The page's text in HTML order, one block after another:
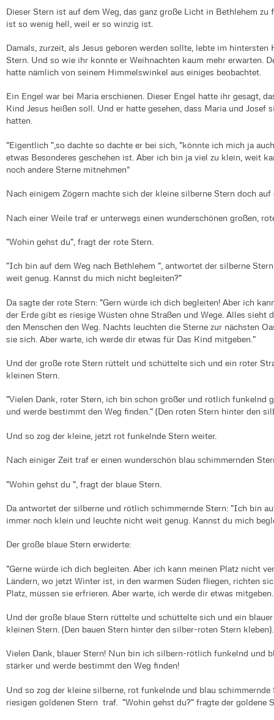
Dieser Stern ist auf dem Weg, das ganz große Licht in Bethlehem
ist so wenig hell, weil er so winzig ist.
Damals, zurzeit, als Jesus geboren werden sollte, lebte im
Stern. Und so wie ihr konnte er Weihnachten kaum mehr erwarten.
hatte nämlich von seinem Himmelswinkel aus einiges beobachtet.
Ein Engel war bei Maria erschienen. Dieser Engel hatte ihr gesagt,
Kind Jesus heißen soll. Und er hatte gesehen, dass Maria und Josef
hatten.
"Eigentlich ",so dachte so dachte er bei sich, "könnte ich mich ja
etwas Besonderes geschehen ist. Aber ich bin ja viel zu klein, weit
noch andere Sterne mitnehmen“
Nach einigem Zögern machte sich der kleine silberne Stern doch
Nach einer Weile traf er unterwegs einen wunderschönen großen,
"Wohin gehst du", fragt der rote Stern.
"Ich bin auf dem Weg nach Bethlehem ", antwortet der silberne
weit genug. Kannst du mich nicht begleiten?"
Da sagte der rote Stern: "Gern würde ich dich begleiten! Aber ich
der Erde gibt es riesige Wüsten ohne Straßen und Wege. Alles sieht
den Menschen den Weg. Nachts leuchten die Sterne zur nächsten
sie sich. Aber warte, ich werde dir etwas für Das Kind mitgeben."
Und der große rote Stern rüttelt und schüttelte sich und ein roter
kleinen Stern.
"Vielen Dank, roter Stern, ich bin schon größer und rötlich funkelnd
und werde bestimmt den Weg finden." (Den roten Stern hinter den
Und so zog der kleine, jetzt rot funkelnde Stern weiter.
Nach einiger Zeit traf er einen wunderschön blau schimmernden
"Wohin gehst du ", fragt der blaue Stern.
Da antwortet der silberne und rötlich schimmernde Stern: "Ich bin
immer noch klein und leuchte nicht weit genug. Kannst du mich
Der große blaue Stern erwiderte:
"Gerne würde ich dich begleiten. Aber ich kann meinen Platz nicht
Ländern, wo jetzt Winter ist, in den warmen Süden fliegen, richten
Platz, müssen sie erfrieren. Aber warte, ich werde dir etwas
Und der große blaue Stern rüttelte und schüttelte sich und ein
kleinen Stern. (Den bauen Stern hinter den silber-roten Stern
Vielen Dank, blauer Stern! Nun bin ich silbern-rötlich funkelnd und
stärker und werde bestimmt den Weg finden!
Und so zog der kleine silberne, rot funkelnde und blau
riesigen goldenen Stern traf. "Wohin gehst du?" fragte der goldene